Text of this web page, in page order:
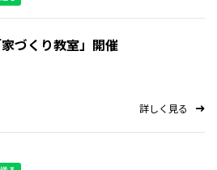
づくり教室」開催
詳しく見る